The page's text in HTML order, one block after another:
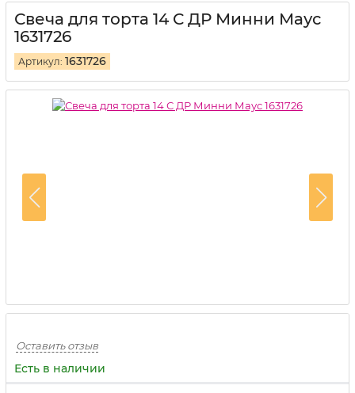
Свеча для торта 14 С ДР Минни Маус
1631726
Артикул: 1631726
Оставить отзыв
Есть в наличии